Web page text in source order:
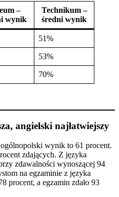
–
wynik
Technikum –
średni wynik
51%
53%
70%
angielski najłatwiejszy
wynik to 61 procent.
zdających. Z języka
zdawalności wynoszącej 94
na egzaminie z języka
procent, a egzamin zdało 93